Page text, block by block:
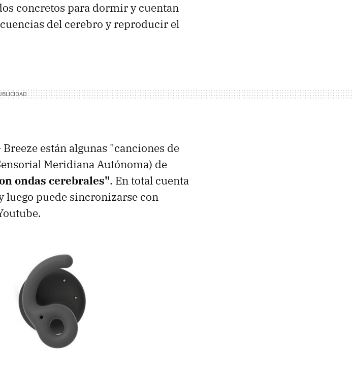
concretos para dormir y cuentan
del cerebro y reproducir el
están algunas "canciones de
Meridiana Autónoma) de
ondas cerebrales". En total cuenta
luego puede sincronizarse con